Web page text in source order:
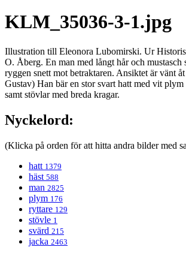
KLM_35036-3-1.jpg
Illustration till Eleonora Lubomirski. Ur
O. Åberg. En man med långt hår och mustasch
ryggen snett mot betraktaren. Ansiktet är vänt
Gustav) Han bär en stor svart hatt med vit
samt stövlar med breda kragar.
Nyckelord:
(Klicka på orden för att hitta andra bilder med
hatt 1379
häst 588
man 2825
plym 176
ryttare 129
stövle 1
svärd 215
jacka 2463